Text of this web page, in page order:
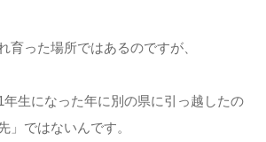
育った場所ではあるのですが、
生になった年に別の県に引っ越したの
」ではないんです。